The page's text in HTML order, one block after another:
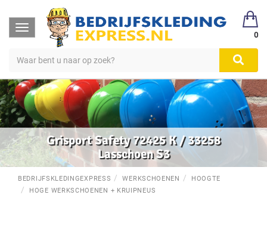
Toggle
navigation
0
Grisport Safety 72425 K / 33258
Lasschoen S3
BEDRIJFSKLEDINGEXPRESS WERKSCHOENEN
HOOGTE
HOGE WERKSCHOENEN + KRUIPNEUS